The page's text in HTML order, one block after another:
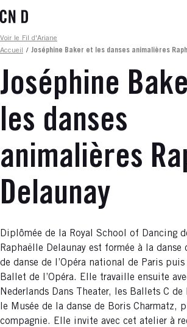
au
principal
Fil d'ariane
Voir le Fil d'Ariane
Accueil
/ Joséphine Baker et les danses animalières
Joséphine
les danses
animalières
Delaunay
Diplômée de la Royal School of Dancing
Raphaëlle Delaunay est formée à la danse
de danse de l’Opéra national de Paris
Ballet de l’Opéra. Elle travaille ensuite
Nederlands Dans Theater, les Ballets C
le Musée de la danse de Boris Charmatz,
compagnie. Elle invite avec cet atelier à